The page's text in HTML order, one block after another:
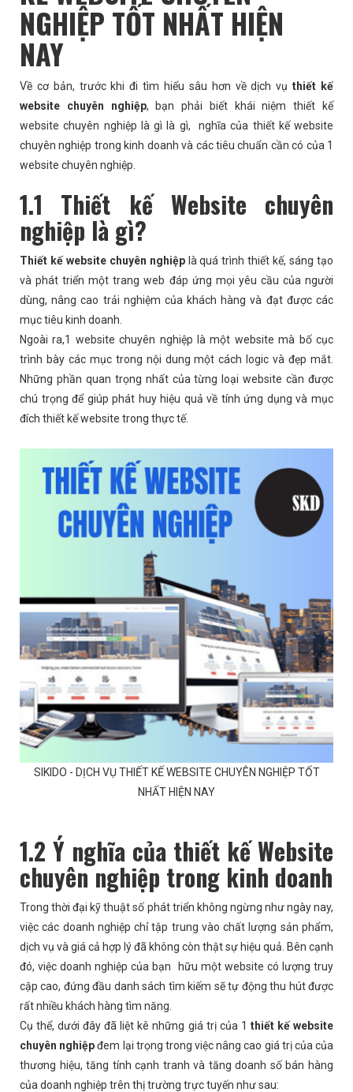
NGHIỆP TỐT NHẤT HIỆN
NAY
Về cơ bản, trước khi đi tìm hiểu sâu hơn về dịch vụthiết kế
website chuyên nghiệp, bạn phải biết khái niệm thiết kế
website chuyên nghiệp là gì là gì, nghĩa của thiết kế website
chuyên nghiệp trong kinh doanh và các tiêu chuẩn cần có của 1
website chuyên nghiệp.
1.1 Thiết kế Website chuyên
nghiệp là gì?
Thiết kế website chuyên nghiệplà quá trình thiết kế, sáng tạo
và phát triển một trang web đáp ứng mọi yêu cầu của người
dùng, nâng cao trải nghiệm của khách hàng và đạt được các
mục tiêu kinh doanh.
Ngoài ra,1 website chuyên nghiệp là một website mà bố cục
trình bày các mục trong nội dung một cách logic và đẹp mắt.
Những phần quan trọng nhất của từng loại website cần được
chú trọng để giúp phát huy hiệu quả về tính ứng dụng và mục
đích thiết kế website trong thực tế.
SIKIDO - DỊCH VỤ THIẾT KẾ WEBSITE CHUYÊN NGHIỆP TỐT
NHẤT HIỆN NAY
1.2 Ý nghĩa của thiết kế Website
chuyên nghiệp trong kinh doanh
Trong thời đại kỹ thuật số phát triển không ngừng như ngày nay,
việc các doanh nghiệp chỉ tập trung vào chất lượng sản phẩm,
dịch vụ và giá cả hợp lý đã không còn thật sự hiệu quả. Bên cạnh
đó, việc doanh nghiệp của bạn hữu một website có lượng truy
cập cao, đứng đầu danh sách tìm kiếm sẽ tự động thu hút được
rất nhiều khách hàng tìm năng.
Cụ thể, dưới đây đã liệt kê những giá trị của 1 thiết kế website
chuyên nghiệpđem lại trọng trong việc nâng cao giá trị của của
thương hiệu, tăng tính cạnh tranh và tăng doanh số bán hàng
của doanh nghiệp trên thị trường trực tuyến như sau: